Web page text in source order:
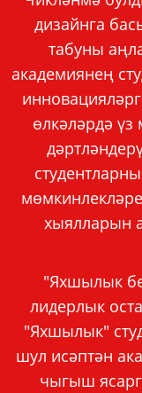
дизайнга
табуны
академиянең
өлкәләрдә
хыялларын
"Яхшылык
лидерлык
"Яхшылык"
шул исәптән
чыгыш